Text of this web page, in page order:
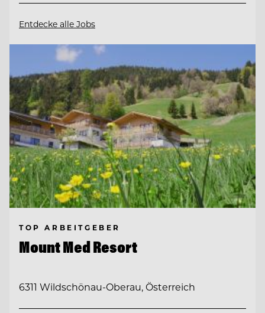
Entdecke alle Jobs
TOP ARBEITGEBER
Mount Med Resort
6311 Wildschönau-Oberau, Österreich